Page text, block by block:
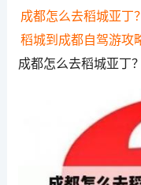
成都怎么去稻城亚丁？
稻城到成都自驾游攻
成都怎么去稻城亚丁？